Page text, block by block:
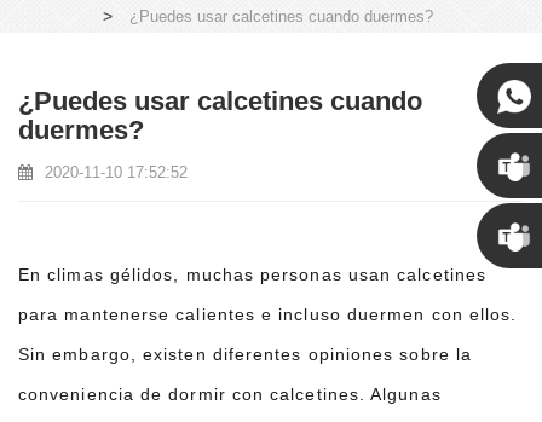
> ¿Puedes usar calcetines cuando duermes?
¿Puedes usar calcetines cuando
duermes?
2020-11-10 17:52:52
En climas gélidos, muchas personas usan calcetines
para mantenerse calientes e incluso duermen con ellos.
Sin embargo, existen diferentes opiniones sobre la
conveniencia de dormir con calcetines. Algunas
Susan